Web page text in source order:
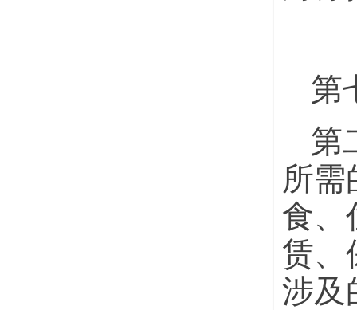
第
第
所需
食、
赁、
涉及